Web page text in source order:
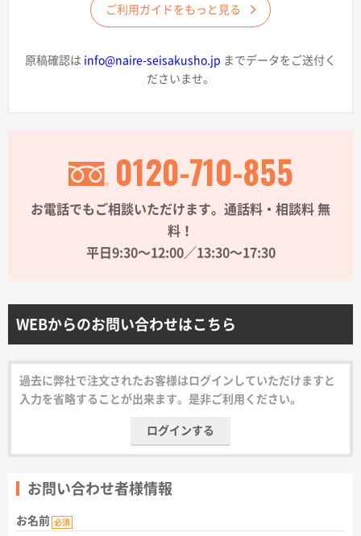
目的・シーンから探す
イベントから探す
印刷色から探す
サイトメニュー
初めての方へ
お見積書の作成方法
データ入稿ガイド
名入れグループサイト
ご利用ガイドをもっと見る
原稿確認は info@naire-seisakusho.jp までデータをご送付く
ださいませ。
0120-710-855
お電話でもご相談いただけます。通話料・相談料 無
料！
平日9:30〜12:00／13:30〜17:30
WEBからのお問い合わせはこちら
過去に弊社で注文されたお客様はログインしていただけますと
入力を省略することが出来ます。是非ご利用ください。
ログインする
お問い合わせ者様情報
お名前 必須